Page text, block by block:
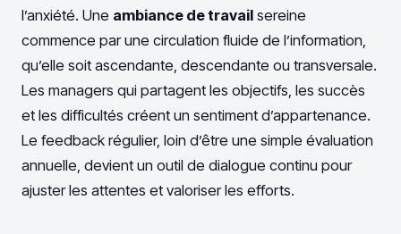
l’anxiété. Une ambiance de travail sereine
commence par une circulation fluide de l’information,
qu’elle soit ascendante, descendante ou transversale.
Les managers qui partagent les objectifs, les succès
et les difficultés créent un sentiment d’appartenance.
Le feedback régulier, loin d’être une simple évaluation
annuelle, devient un outil de dialogue continu pour
ajuster les attentes et valoriser les efforts.